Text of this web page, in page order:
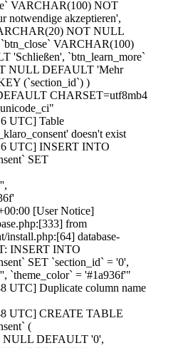
VARCHAR(100) NOT
akzeptieren',
NOT NULL
VARCHAR(100)
'Schließen', `btn_learn_more`
NULL DEFAULT 'Mehr
(`section_id`) )
CHARSET=utf8mb4
UTC] Table
doesn't exist
UTC] INSERT INTO
SET
[User Notice]
from
install.php:[64] database-
INSERT INTO
SET `section_id` = '0',
`theme_color` = '#1a936f'"
UTC] Duplicate column name
UTC] CREATE TABLE
(
NULL DEFAULT '0',